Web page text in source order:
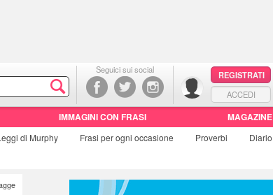
Seguici sui social
REGISTRATI
ACCEDI
IMMAGINI CON FRASI MAGAZINE
di Murphy Frasi per ogni occasione Proverbi
Diario